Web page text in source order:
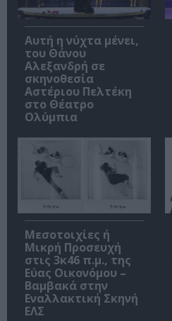
Αυτή η νύχτα μένει,
του Θάνου
Αλεξανδρή σε
σκηνοθεσία
Αστέριου Πελτέκη
στο Θέατρο
Ολύμπια
Μεσοτοιχίες ή
Μικρή Προσευχή
στις 3κ46 π.μ., της
Εύας Οικονόμου –
Βαμβακά στην
Εναλλακτική Σκηνή
ΕΛΣ